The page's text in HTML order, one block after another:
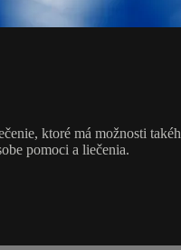
ktoré má možnosti
pomoci a liečenia.